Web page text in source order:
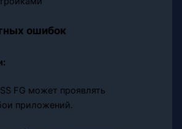
ошибок
FG может проявлять
приложений.